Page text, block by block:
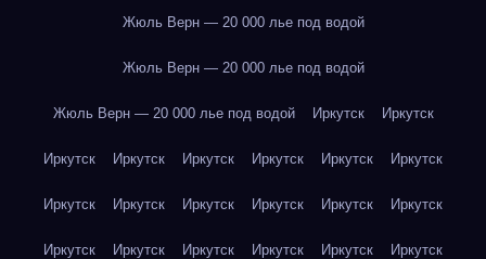
Жюль Верн — 20 000 лье под водой
Жюль Верн — 20 000 лье под водой
Жюль Верн — 20 000 лье под водой Иркутск Иркутск
Иркутск Иркутск Иркутск Иркутск Иркутск Иркутск
Иркутск Иркутск Иркутск Иркутск Иркутск Иркутск
Иркутск Иркутск Иркутск Иркутск Иркутск Иркутск